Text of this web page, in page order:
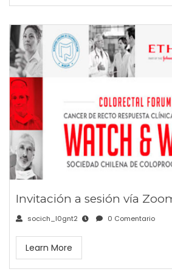
Invitación a sesión vía
socich_l0gnt2 0 Comentario
Learn More